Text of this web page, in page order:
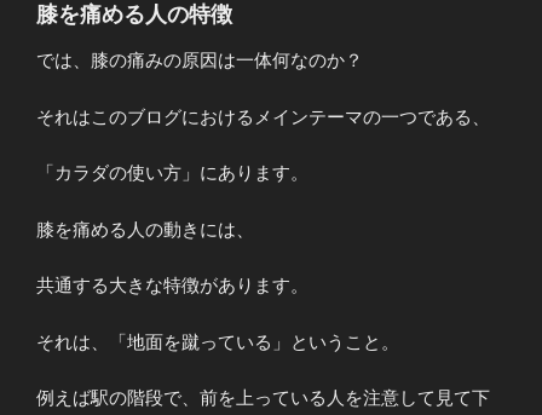
膝を痛める人の特徴
では、膝の痛みの原因は一体何なのか？
それはこのブログにおけるメインテーマの一つである、
「カラダの使い方」にあります。
膝を痛める人の動きには、
共通する大きな特徴があります。
それは、「地面を蹴っている」ということ。
例えば駅の階段で、前を上っている人を注意して見て下